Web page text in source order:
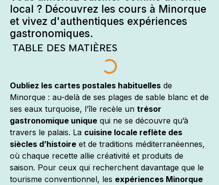
local ? Découvrez les cours à Minorque
et vivez d'authentiques expériences
gastronomiques.
TABLE DES MATIÈRES
Oubliez les cartes postales habituelles de
Minorque : au-delà de ses plages de sable blanc et de
ses eaux turquoise, l’île recèle un trésor
gastronomique unique qui ne se découvre qu’à
travers le palais. La cuisine locale reflète des
siècles d’histoire et de traditions méditerranéennes,
où chaque recette allie créativité et produits de
saison. Pour ceux qui recherchent davantage que le
tourisme conventionnel, les expériences Minorque